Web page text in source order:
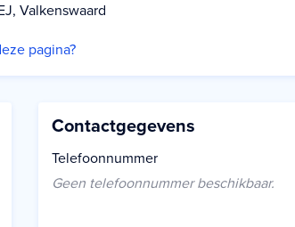
Valkenswaard
pagina?
Contactgegevens
Telefoonnummer
Geen telefoonnummer beschikbaar.